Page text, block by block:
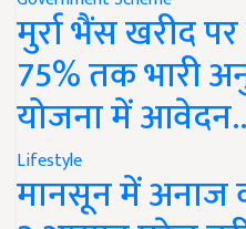
मुर्रा भैंस खरीद
75% तक भारी
योजना में आवेदन..
Lifestyle
मानसून में अनाज